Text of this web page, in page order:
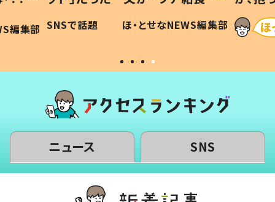
編集部
作り続ける理由とは #令和の親
#令和の子
SNSで話題 ほ・とせなNEWS編集部 「涙が
い」
ニュース SNS